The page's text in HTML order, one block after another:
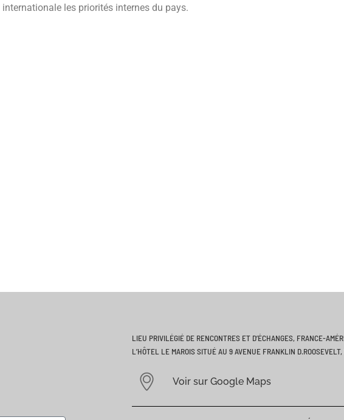
les priorités internes du pays.
LIEU PRIVILÉGIÉ DE RENCONTRES ET D’ÉCHANGES, FRANCE-
L’HÔTEL LE MAROIS SITUÉ AU 9 AVENUE FRANKLIN
Voir sur Google Maps